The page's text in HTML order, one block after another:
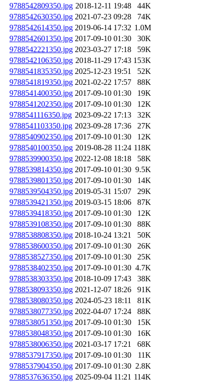
9788542809350.jpg 2018-12-11 19:48
44K
9788542630350.jpg 2021-07-23 09:28
74K
9788542614350.jpg 2019-06-14 17:32 1.0M
9788542601350.jpg 2017-09-10 01:30
30K
9788542221350.jpg 2023-03-27 17:18
59K
9788542106350.jpg 2018-11-29 17:43 153K
9788541835350.jpg 2025-12-23 19:51
52K
9788541819350.jpg 2021-02-22 17:57
88K
9788541400350.jpg 2017-09-10 01:30
19K
9788541202350.jpg 2017-09-10 01:30
12K
9788541116350.jpg 2023-09-22 17:13
32K
9788541103350.jpg 2023-09-28 17:36
27K
9788540902350.jpg 2017-09-10 01:30
12K
9788540100350.jpg 2019-08-28 11:24 118K
9788539900350.jpg 2022-12-08 18:18
58K
9788539814350.jpg 2017-09-10 01:30 9.5K
9788539801350.jpg 2017-09-10 01:30
14K
9788539504350.jpg 2019-05-31 15:07
29K
9788539421350.jpg 2019-03-15 18:06
87K
9788539418350.jpg 2017-09-10 01:30
12K
9788539108350.jpg 2017-09-10 01:30
88K
9788538808350.jpg 2018-10-24 13:21
50K
9788538600350.jpg 2017-09-10 01:30
26K
9788538527350.jpg 2017-09-10 01:30
25K
9788538402350.jpg 2017-09-10 01:30 4.7K
9788538303350.jpg 2018-10-09 17:43
38K
9788538093350.jpg 2021-12-07 18:26
91K
9788538080350.jpg 2024-05-23 18:11
81K
9788538077350.jpg 2022-04-07 17:24
88K
9788538051350.jpg 2017-09-10 01:30
15K
9788538048350.jpg 2017-09-10 01:30
16K
9788538006350.jpg 2021-03-17 17:21
68K
9788537917350.jpg 2017-09-10 01:30
11K
9788537904350.jpg 2017-09-10 01:30 2.8K
9788537636350.jpg 2025-09-04 11:21 114K